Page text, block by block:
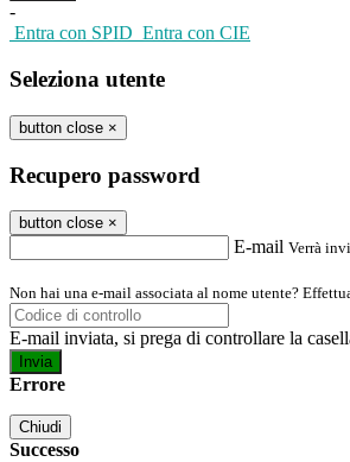
-
Entra con SPID Entra con CIE
Seleziona utente
button close ×
Recupero password
button close ×
E-mail Verrà
Non hai una e-mail associata al nome utente?
E-mail inviata, si prega di controllare la
Errore
Chiudi
Successo